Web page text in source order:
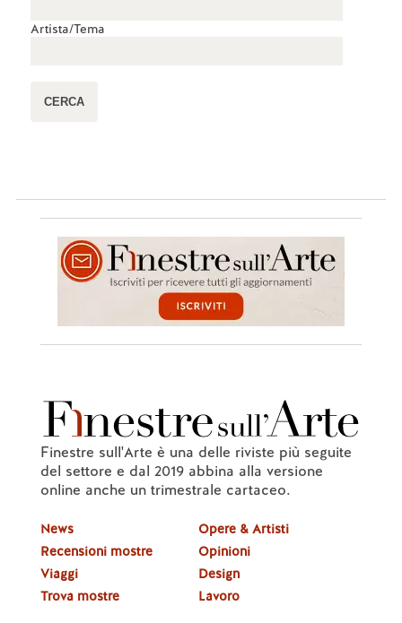
Artista/Tema
Finestre sull'Arte è una delle riviste più seguite
del settore e dal 2019 abbina alla versione
online anche un trimestrale cartaceo.
News
Recensioni mostre
Viaggi
Trova mostre
Opere & Artisti
Opinioni
Design
Lavoro